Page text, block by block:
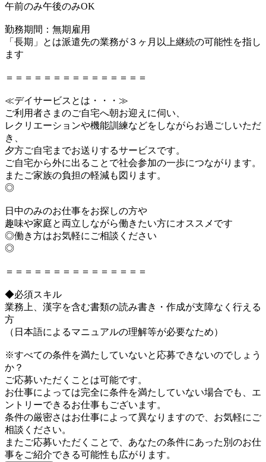
午前のみ午後のみOK
勤務期間：無期雇用
「長期」とは派遣先の業務が３ヶ月以上継続の可能性を指し
ます
＝＝＝＝＝＝＝＝＝＝＝＝＝＝＝
≪デイサービスとは・・・≫
ご利用者さまのご自宅へ朝お迎えに伺い、
レクリエーションや機能訓練などをしながらお過ごしいただ
き、
夕方ご自宅までお送りするサービスです。
ご自宅から外に出ることで社会参加の一歩につながります。
またご家族の負担の軽減も図ります。
◎
日中のみのお仕事をお探しの方や
趣味や家庭と両立しながら働きたい方にオススメです
◎働き方はお気軽にご相談ください
◎
＝＝＝＝＝＝＝＝＝＝＝＝＝＝＝
◆必須スキル
業務上、漢字を含む書類の読み書き・作成が支障なく行える
方
（日本語によるマニュアルの理解等が必要なため）
※すべての条件を満たしていないと応募できないのでしょう
か？
ご応募いただくことは可能です。
お仕事によっては完全に条件を満たしていない場合でも、エ
ントリーできるお仕事もございます。
条件の厳密さはお仕事によって異なりますので、お気軽にご
相談ください。
またご応募いただくことで、あなたの条件にあった別のお仕
事をご紹介できる可能性も広がります。